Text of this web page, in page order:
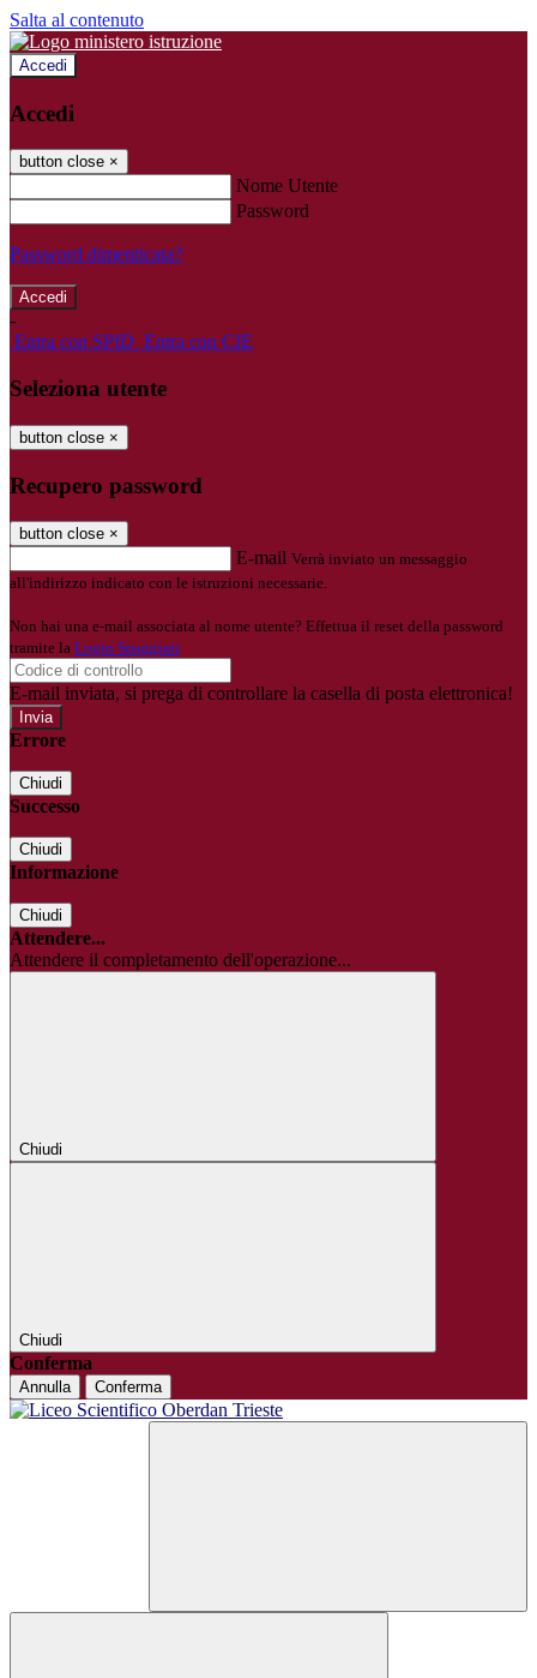
Salta al contenuto
Accedi
Accedi
button close ×
Nome Utente
Password
Password dimenticata?
-
Entra con SPID Entra con CIE
Seleziona utente
button close ×
Recupero password
button close ×
E-mail Verrà inviato un messaggio
all'indirizzo indicato con le istruzioni necessarie.
Non hai una e-mail associata al nome utente? Effettua il reset della password
tramite la Login Spaggiari
E-mail inviata, si prega di controllare la casella di posta elettronica!
Errore
Chiudi
Successo
Chiudi
Informazione
Chiudi
Attendere...
Attendere il completamento dell'operazione...
Chiudi
Chiudi
Conferma
Annulla Conferma